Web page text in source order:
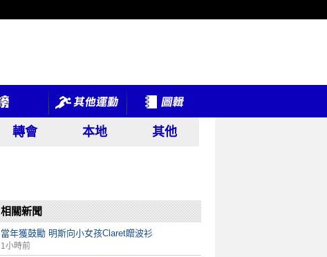
轉會 本地 其他
相關新聞
當年獲鼓勵 明斯向小女孩Claret贈波衫
1小時前